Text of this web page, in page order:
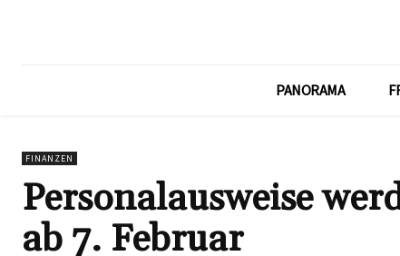
PANORAMA
FINANZEN
Personalausweise
ab 7. Februar